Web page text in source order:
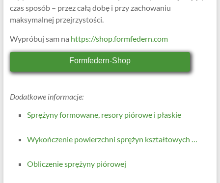
czas sposób – przez całą dobę i przy zachowaniu
maksymalnej przejrzystości.
Wypróbuj sam na https://shop.formfedern.com
Formfedern-Shop
Dodatkowe informacje:
Sprężyny formowane, resory piórowe i płaskie
Wykończenie powierzchni sprężyn kształtowych …
Obliczenie sprężyny piórowej